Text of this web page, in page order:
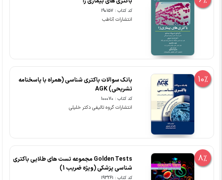
کد کتاب : 190157
انتشارات آناطب
10%
بانک سوالات باکتری شناسی (همراه با پاسخنامه
تشریحی) AGK
کد کتاب : 100070
انتشارات گروه تالیفی دکتر خلیلی
8%
Golden Tests مجموعه تست های طلایی باکتری
شناسی پزشکی (ویژه ضریب 1)
کد کتاب : 193261